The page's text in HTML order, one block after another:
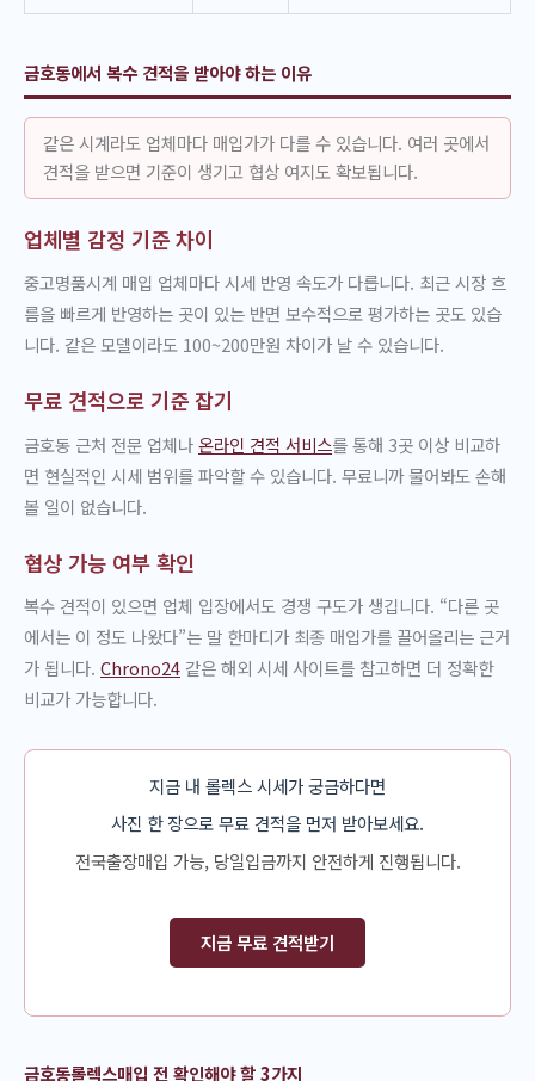
금호동에서 복수 견적을 받아야 하는 이유
같은 시계라도 업체마다 매입가가 다를 수 있습니다. 여러 곳에서
견적을 받으면 기준이 생기고 협상 여지도 확보됩니다.
업체별 감정 기준 차이
중고명품시계 매입 업체마다 시세 반영 속도가 다릅니다. 최근 시장 흐
름을 빠르게 반영하는 곳이 있는 반면 보수적으로 평가하는 곳도 있습
니다. 같은 모델이라도 100~200만원 차이가 날 수 있습니다.
무료 견적으로 기준 잡기
금호동 근처 전문 업체나온라인 견적 서비스를 통해 3곳 이상 비교하
면 현실적인 시세 범위를 파악할 수 있습니다. 무료니까 물어봐도 손해
볼 일이 없습니다.
협상 가능 여부 확인
복수 견적이 있으면 업체 입장에서도 경쟁 구도가 생깁니다. “다른 곳
에서는 이 정도 나왔다”는 말 한마디가 최종 매입가를 끌어올리는 근거
가 됩니다. Chrono24 같은 해외 시세 사이트를 참고하면 더 정확한
비교가 가능합니다.
지금 내 롤렉스 시세가 궁금하다면
사진 한 장으로 무료 견적을 먼저 받아보세요.
전국출장매입 가능, 당일입금까지 안전하게 진행됩니다.
지금 무료 견적받기
금호동롤렉스매입 전 확인해야 할 3가지